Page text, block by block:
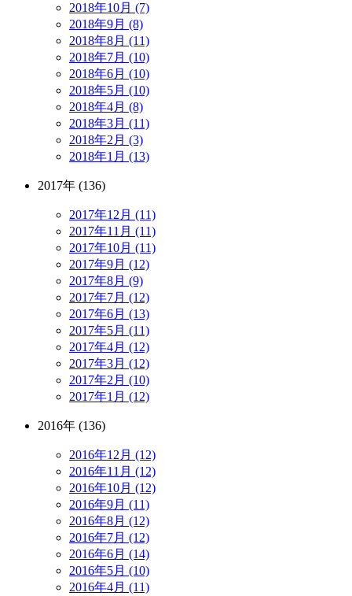
2018年10月 (7)
2018年9月 (8)
2018年8月 (11)
2018年7月 (10)
2018年6月 (10)
2018年5月 (10)
2018年4月 (8)
2018年3月 (11)
2018年2月 (3)
2018年1月 (13)
2017年 (136)
2017年12月 (11)
2017年11月 (11)
2017年10月 (11)
2017年9月 (12)
2017年8月 (9)
2017年7月 (12)
2017年6月 (13)
2017年5月 (11)
2017年4月 (12)
2017年3月 (12)
2017年2月 (10)
2017年1月 (12)
2016年 (136)
2016年12月 (12)
2016年11月 (12)
2016年10月 (12)
2016年9月 (11)
2016年8月 (12)
2016年7月 (12)
2016年6月 (14)
2016年5月 (10)
2016年4月 (11)